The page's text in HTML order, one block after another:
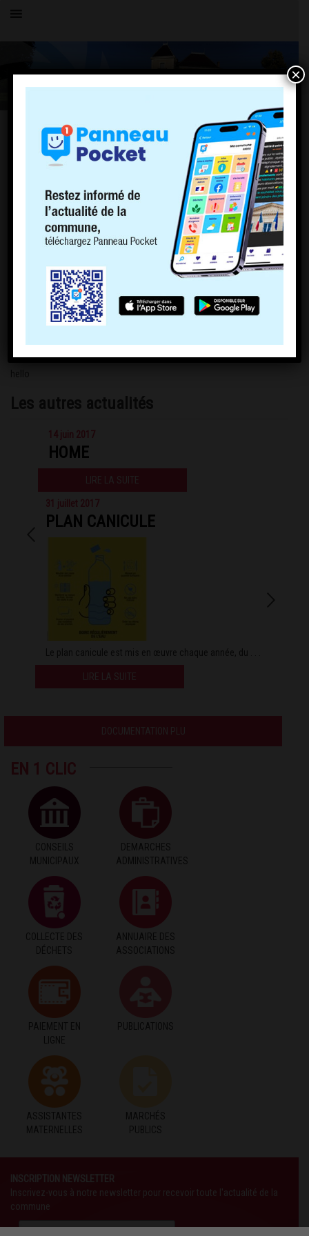
Toutes les actualités
LE VILLAGE
testing maps
3 juillet 2017
Les autres actualités
14 juin 2017
HOME
LIRE LA SUITE
31 juillet 2017
PLAN CANICULE
Le plan canicule est mis en œuvre chaque année, du . . .
LIRE LA SUITE
DOCUMENTATION PLU
EN 1 CLIC
CONSEILS
MUNICIPAUX
DEMARCHES
ADMINISTRATIVES
COLLECTE DES
DÉCHETS
ANNUAIRE DES
ASSOCIATIONS
PAIEMENT EN
LIGNE
PUBLICATIONS
ASSISTANTES
MATERNELLES
MARCHÉS
PUBLICS
INSCRIPTION NEWSLETTER
Inscrivez-vous à notre newsletter pour recevoir toute l'actualité de la
commune
×